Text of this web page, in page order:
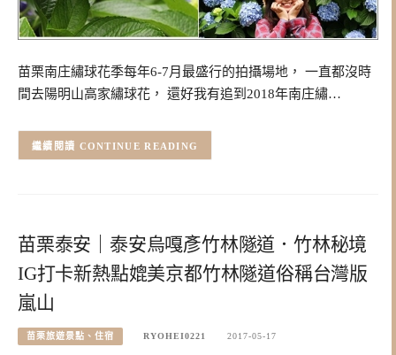
苗栗南庄繡球花季每年6-7月最盛行的拍攝場地， 一直都沒時
間去陽明山高家繡球花， 還好我有追到2018年南庄繡…
CONTINUE READING
苗栗泰安｜泰安烏嘎彥竹林隧道．竹林秘境
IG打卡新熱點媲美京都竹林隧道俗稱台灣版
嵐山
苗栗旅遊景點、住宿 RYOHEI0221 2017-05-17